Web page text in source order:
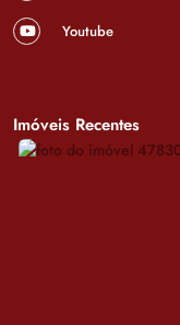
Youtube
Imóveis Recentes